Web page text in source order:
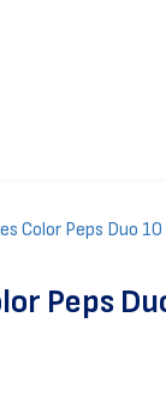
Color Peps Duo 10
Peps